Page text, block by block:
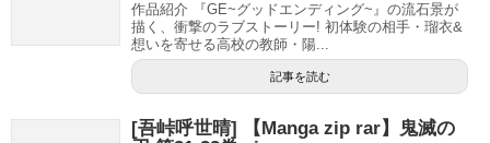
作品紹介 『GE~グッドエンディング~』の流石景が
描く、衝撃のラブストーリー! 初体験の相手・瑠衣&
想いを寄せる高校の教師・陽...
記事を読む
[吾峠呼世晴] 【Manga zip rar】鬼滅の